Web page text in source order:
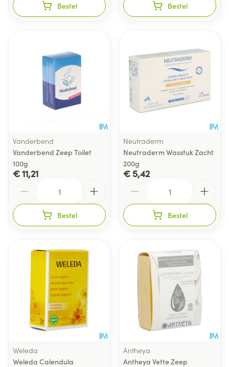
Bestel Bestel
Vanderbend
Vanderbend Zeep Toilet
100g
€ 11,21
Bestel
Neutraderm
Neutraderm Wasstuk Zacht
200g
€ 5,42
Bestel
Weleda
Weleda Calendula
Antheya
Antheya Vette Zeep